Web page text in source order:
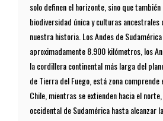
solo definen el horizonte, sino que
biodiversidad única y culturas
nuestra historia. Los Andes de
aproximadamente 8.900 kilómetros, los
la cordillera continental más larga del
de Tierra del Fuego, está zona
Chile, mientras se extienden hacia el
occidental de Sudamérica hasta alcanzar